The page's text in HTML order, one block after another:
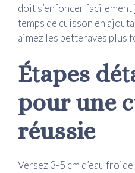
doit s’enfoncer facilement
temps de cuisson en
aimez les betteraves plus
Étapes
pour une
réussie
Versez 3-5 cm d’eau